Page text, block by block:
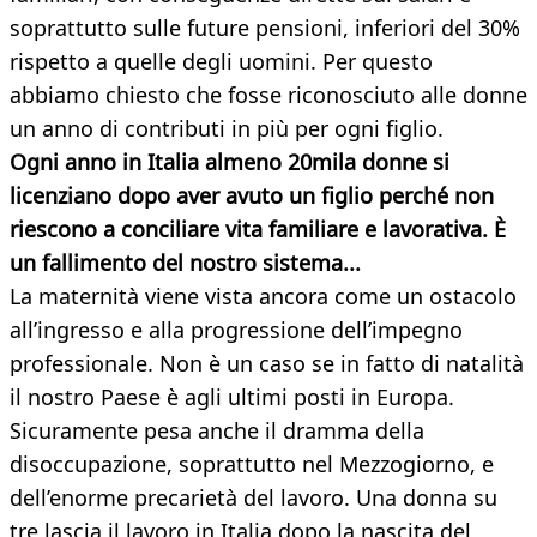
soprattutto sulle future pensioni, inferiori del 30%
rispetto a quelle degli uomini. Per questo
abbiamo chiesto che fosse riconosciuto alle donne
un anno di contributi in più per ogni figlio.
Ogni anno in Italia almeno 20mila donne si
licenziano dopo aver avuto un figlio perché non
riescono a conciliare vita familiare e lavorativa. È
un fallimento del nostro sistema...
La maternità viene vista ancora come un ostacolo
all’ingresso e alla progressione dell’impegno
professionale. Non è un caso se in fatto di natalità
il nostro Paese è agli ultimi posti in Europa.
Sicuramente pesa anche il dramma della
disoccupazione, soprattutto nel Mezzogiorno, e
dell’enorme precarietà del lavoro. Una donna su
tre lascia il lavoro in Italia dopo la nascita del